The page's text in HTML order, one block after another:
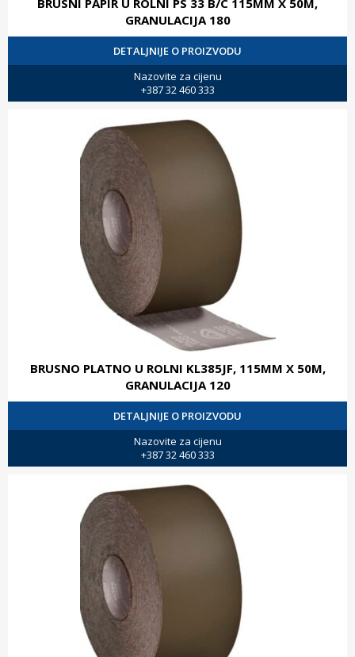
GRANULACIJA 180
DETALJNIJE O PROIZVODU
Nazovite za cijenu
+387 32 460 333
BRUSNO PLATNO U ROLNI KL385JF, 115MM X 50M,
GRANULACIJA 120
DETALJNIJE O PROIZVODU
Nazovite za cijenu
+387 32 460 333